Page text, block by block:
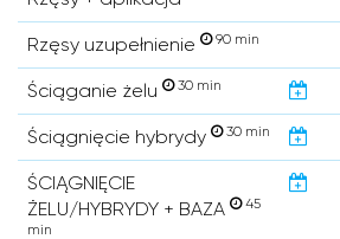
Rzęsy uzupełnienie 90 min
Ściąganie żelu 30 min
Ściągnięcie hybrydy 30 min
ŚCIĄGNIĘCIE
ŻELU/HYBRYDY + BAZA
45
min